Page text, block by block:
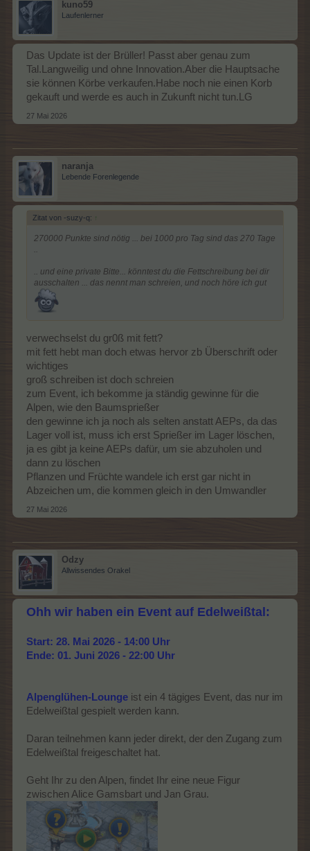
kuno59
Laufenlerner
Das Update ist der Brüller! Passt aber genau zum
Tal.Langweilig und ohne Innovation.Aber die Hauptsache
sie können Körbe verkaufen.Habe noch nie einen Korb
gekauft und werde es auch in Zukunft nicht tun.LG
27 Mai 2026
naranja
Lebende Forenlegende
Zitat von -suzy-q: ↑
270000 Punkte sind nötig ... bei 1000 pro Tag sind das 270 Tage
..
.. und eine private Bitte... könntest du die Fettschreibung bei dir
ausschalten ... das nennt man schreien, und noch höre ich gut
verwechselst du gr0ß mit fett?
mit fett hebt man doch etwas hervor zb Überschrift oder
wichtiges
groß schreiben ist doch schreien
zum Event, ich bekomme ja ständig gewinne für die
Alpen, wie den Baumsprießer
den gewinne ich ja noch als selten anstatt AEPs, da das
Lager voll ist, muss ich erst Sprießer im Lager löschen,
ja es gibt ja keine AEPs dafür, um sie abzuholen und
dann zu löschen
Pflanzen und Früchte wandele ich erst gar nicht in
Abzeichen um, die kommen gleich in den Umwandler
27 Mai 2026
Odzy
Allwissendes Orakel
Ohh wir haben ein Event auf Edelweißtal:
Start: 28. Mai 2026 - 14:00 Uhr
Ende: 01. Juni 2026 - 22:00 Uhr
Alpenglühen-Lounge ist ein 4 tägiges Event, das nur im
Edelweißtal gespielt werden kann.
Daran teilnehmen kann jeder direkt, der den Zugang zum
Edelweißtal freigeschaltet hat.
Geht Ihr zu den Alpen, findet Ihr eine neue Figur
zwischen Alice Gamsbart und Jan Grau.